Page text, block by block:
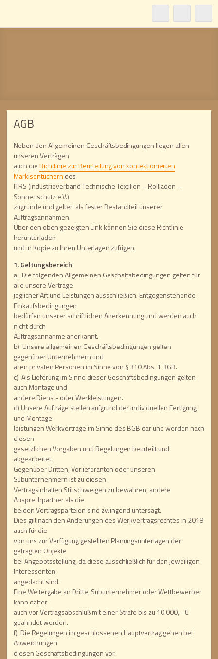
AGB
Neben den Allgemeinen Geschäftsbedingungen liegen allen
unseren Verträgen
auch dieRichtlinie zur Beurteilung von konfektionierten
Markisentüchern des
ITRS (Industrieverband Technische Textilien – Rollladen –
Sonnenschutz e.V.)
zugrunde und gelten als fester Bestandteil unserer
Auftragsannahmen.
Über den oben gezeigten Link können Sie diese Richtlinie
herunterladen
und in Kopie zu Ihren Unterlagen zufügen.
1. Geltungsbereich
a) Die folgenden Allgemeinen Geschäftsbedingungen gelten für
alle unsere Verträge
jeglicher Art und Leistungen ausschließlich. Entgegenstehende
Einkaufsbedingungen
bedürfen unserer schriftlichen Anerkennung und werden auch
nicht durch
Auftragsannahme anerkannt.
b) Unsere allgemeinen Geschäftsbedingungen gelten
gegenüber Unternehmern und
allen privaten Personen im Sinne von § 310 Abs. 1 BGB.
c) Als Lieferung im Sinne dieser Geschäftsbedingungen gelten
auch Montage und
andere Dienst- oder Werkleistungen.
d) Unsere Aufträge stellen aufgrund der individuellen Fertigung
und Montage-
leistungen Werkverträge im Sinne des BGB dar und werden nach
diesen
gesetzlichen Vorgaben und Regelungen beurteilt und
abgearbeitet.
Gegenüber Dritten, Vorlieferanten oder unseren
Subunternehmern ist zu diesen
Vertragsinhalten Stillschweigen zu bewahren, andere
Ansprechpartner als die
beiden Vertragsparteien sind zwingend untersagt.
Dies gilt nach den Änderungen des Werkvertragsrechtes in 2018
auch für die
von uns zur Verfügung gestellten Planungsunterlagen der
gefragten Objekte
bei Angebotsstellung, da diese ausschließlich für den jeweiligen
Interessenten
angedacht sind.
Eine Weitergabe an Dritte, Subunternehmer oder Wettbewerber
kann daher
auch vor Vertragsabschluß mit einer Strafe bis zu 10.000,– €
geahndet werden.
f) Die Regelungen im geschlossenen Hauptvertrag gehen bei
Abweichungen
diesen Geschäftsbedingungen vor.